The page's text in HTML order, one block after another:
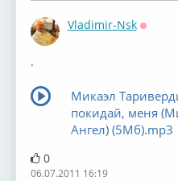
Vladimir-Nsk
.
Микаэл
покидай, меня
Ангел) (5Мб).mp3
0
06.07.2011 16:19